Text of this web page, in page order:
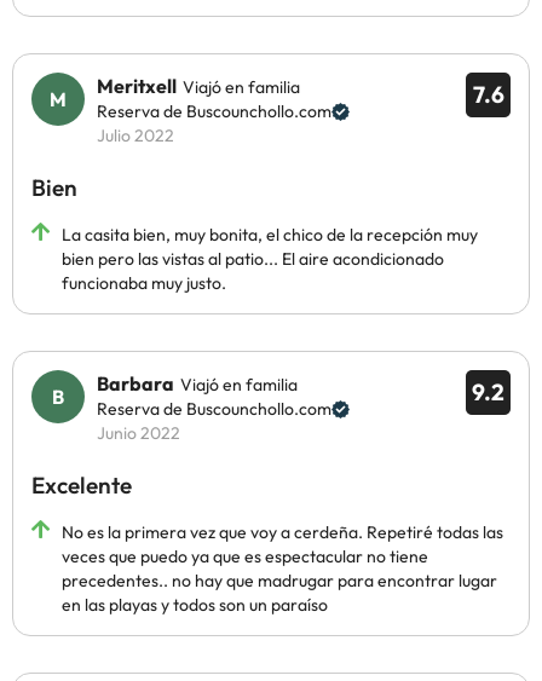
7.6
Meritxell Viajó en familia
Reserva de Buscounchollo.com
Julio 2022
Bien
La casita bien, muy bonita, el chico de la recepción muy
bien pero las vistas al patio... El aire acondicionado
funcionaba muy justo.
9.2
Barbara Viajó en familia
Reserva de Buscounchollo.com
Junio 2022
Excelente
No es la primera vez que voy a cerdeña. Repetiré todas las
veces que puedo ya que es espectacular no tiene
precedentes.. no hay que madrugar para encontrar lugar
en las playas y todos son un paraíso